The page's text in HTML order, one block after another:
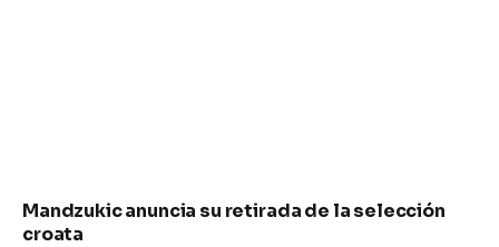
Mandzukic anuncia su retirada de la selección
croata